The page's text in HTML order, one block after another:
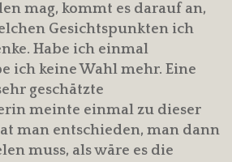
mag, kommt es darauf an,
Gesichtspunkten ich
Habe ich einmal
ich keine Wahl mehr. Eine
geschätzte
meinte einmal zu dieser
man entschieden, man dann
muss, als wäre es die